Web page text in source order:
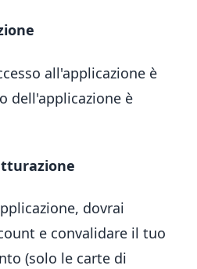
all'applicazione è
dell'applicazione è
dovrai
e convalidare il tuo
(solo le carte di